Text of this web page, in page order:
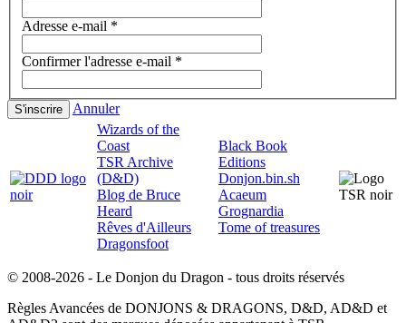
Adresse e-mail *
Confirmer l'adresse e-mail *
S'inscrire
Annuler
Wizards of the
Coast
TSR Archive
(D&D)
Blog de Bruce
Heard
Rêves d'Ailleurs
Dragonsfoot
Black Book
Editions
Donjon.bin.sh
Acaeum
Grognardia
Tome of treasures
© 2008-2026 - Le Donjon du Dragon - tous droits réservés
Règles Avancées de DONJONS & DRAGONS, D&D, AD&D et